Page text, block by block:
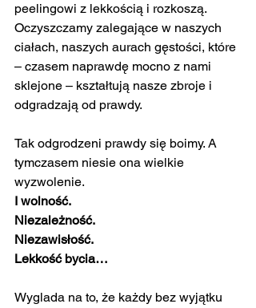
peelingowi z lekkością i rozkoszą.
Oczyszczamy zalegające w naszych
ciałach, naszych aurach gęstości, które
– czasem naprawdę mocno z nami
sklejone – kształtują nasze zbroje i
odgradzają od prawdy.
Tak odgrodzeni prawdy się boimy. A
tymczasem niesie ona wielkie
wyzwolenie.
I wolność.
Niezależność.
Niezawisłość.
Lekkość bycia…
Wyglada na to, że każdy bez wyjątku